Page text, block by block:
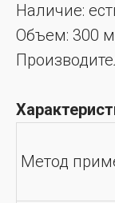
Наличие:
Объем: 300
Метод
Эффект от
Экологически
среды.
органическом
садовых растений.